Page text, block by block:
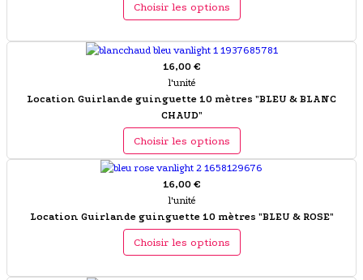
Choisir les options
16,00 €
l'unité
Location Guirlande guinguette 10 mètres "BLEU & BLANC
CHAUD"
Choisir les options
16,00 €
l'unité
Location Guirlande guinguette 10 mètres "BLEU & ROSE"
Choisir les options